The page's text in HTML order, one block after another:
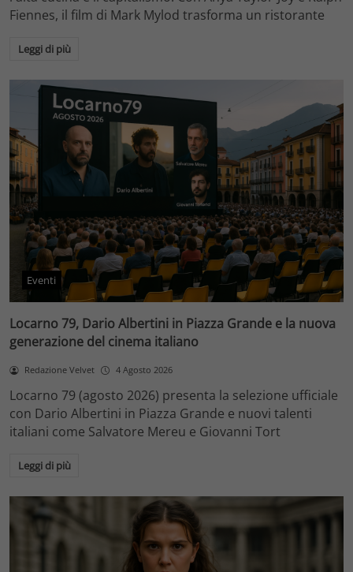
Fiennes, il film di Mark Mylod trasforma un ristorante
Leggi di più
Eventi
Locarno 79, Dario Albertini in Piazza Grande e la nuova
generazione del cinema italiano
Redazione Velvet 4 Agosto 2026
Locarno 79 (agosto 2026) presenta la selezione ufficiale
con Dario Albertini in Piazza Grande e nuovi talenti
italiani come Salvatore Mereu e Giovanni Tort
Leggi di più